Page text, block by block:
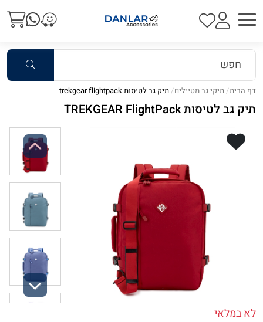
דף הבית תיקי גב מטיילים תיק גב לטיסות trekgear flightpack
תיק גב לטיסות TREKGEAR FlightPack
לא במלאי
Previous
Next